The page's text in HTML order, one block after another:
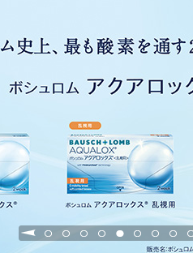
1 2 3 4 5 6 7 8 9